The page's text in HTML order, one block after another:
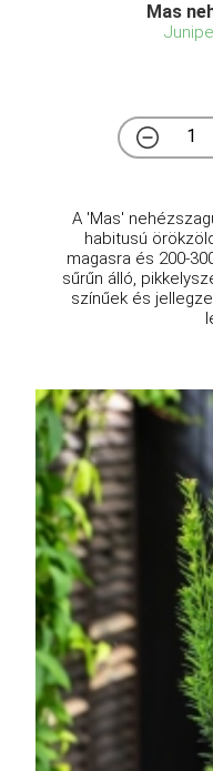
Mas
A 'Mas'
habitusú
magasra és 200-
sűrűn álló,
színűek és